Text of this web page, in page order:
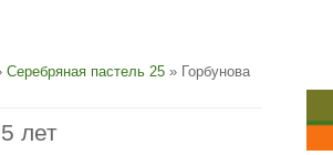
Серебряная пастель 25 » Горбунова
лет